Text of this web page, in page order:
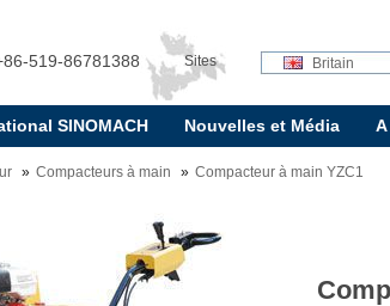
519-86781388 Sites
internationaux:
Britain
SINOMACH Nouvelles et Média
Compacteurs à main Compacteur à main YZC1